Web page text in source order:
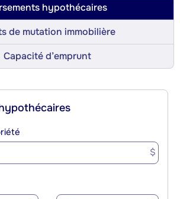
hypothécaires
de mutation immobilière
Capacité d’emprunt
$